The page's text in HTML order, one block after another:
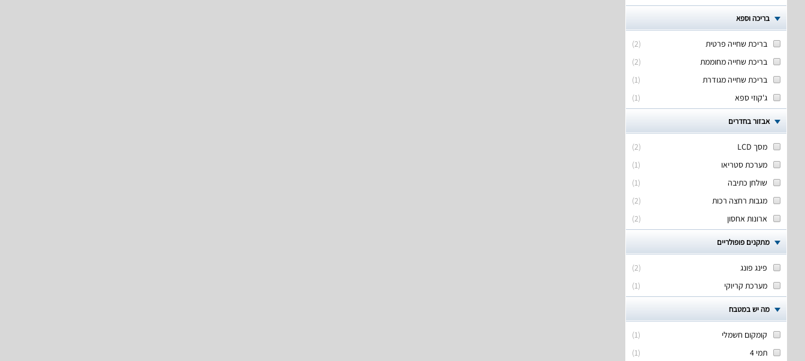
בריכה וספא
(
2
)
בריכת שחייה פרטית
(
2
)
בריכת שחייה מחוממת
(
1
)
בריכת שחייה מגודרת
(
1
) ג'קוזי ספא
אבזור בחדרים
(
2
)
מסך LCD
(
1
)
מערכת סטריאו
(
1
)
שולחן כתיבה
(
2
)
מגבות רחצה רכות
(
2
) ארונות אחסון
מתקנים פופולריים
(
2
)
פינג פונג
(
1
) מערכת קריוקי
מה יש במטבח
(
1
)
קומקום חשמלי
(
1
)
תמי 4